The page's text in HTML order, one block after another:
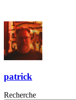
patrick
Recherche